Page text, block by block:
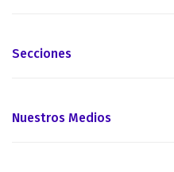
Secciones
Nuestros Medios